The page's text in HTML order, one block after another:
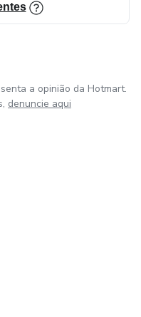
a opinião da Hotmart.
denuncie aqui